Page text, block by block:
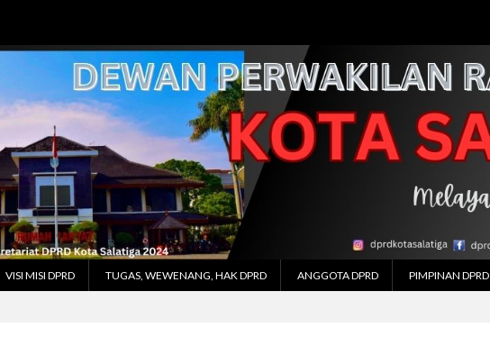
VISI MISI DPRD TUGAS, WEWENANG, HAK DPRD ANGGOTA DPRD PIMPINAN DPRD